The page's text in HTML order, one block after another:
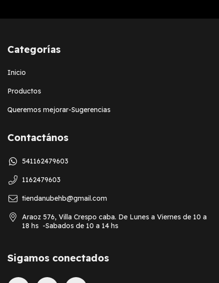
Categorías
Inicio
Productos
Queremos mejorar-Sugerencias
Contactános
541162479603
1162479603
tiendanubehb@gmail.com
Araoz 576, Villa Crespo caba. De Lunes a Viernes de 10 a
18 hs -Sabados de 10 a 14 hs
Sigamos conectados